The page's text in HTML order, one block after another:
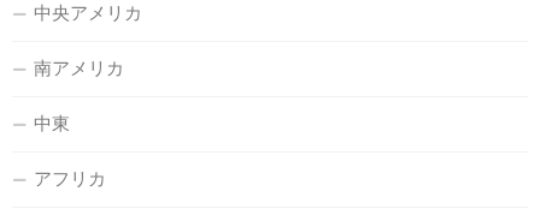
中央アメリカ
南アメリカ
中東
アフリカ